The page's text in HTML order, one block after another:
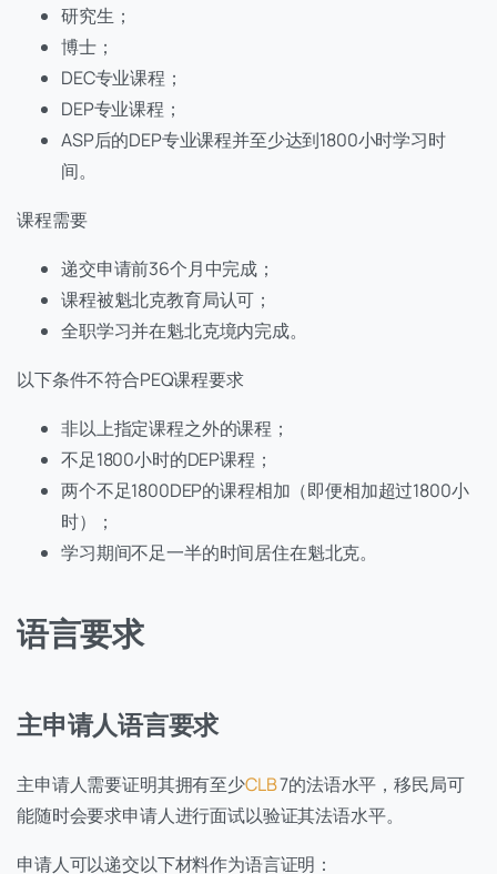
研究生；
博士；
DEC专业课程；
DEP专业课程；
ASP后的DEP专业课程并至少达到1800小时学习时
间。
课程需要
递交申请前36个月中完成；
课程被魁北克教育局认可；
全职学习并在魁北克境内完成。
以下条件不符合PEQ课程要求
非以上指定课程之外的课程；
不足1800小时的DEP课程；
两个不足1800DEP的课程相加（即便相加超过1800小
时）；
学习期间不足一半的时间居住在魁北克。
语言要求
主申请人语言要求
主申请人需要证明其拥有至少CLB7的法语水平，移民局可
能随时会要求申请人进行面试以验证其法语水平。
申请人可以递交以下材料作为语言证明：